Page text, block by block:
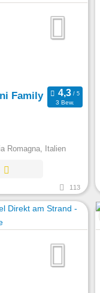
Family
3 Bew.
Romagna, Italien
113